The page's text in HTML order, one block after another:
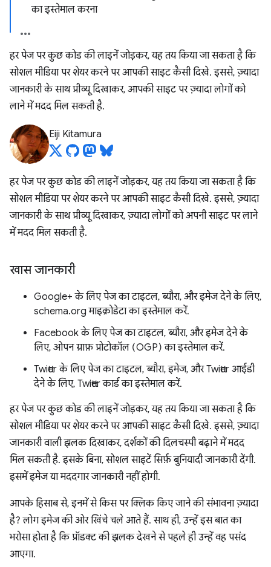
का इस्तेमाल करना
हर पेज पर कुछ कोड की लाइनें जोड़कर, यह तय किया जा सकता है कि
सोशल मीडिया पर शेयर करने पर आपकी साइट कैसी दिखे. इससे, ज़्यादा
जानकारी के साथ प्रीव्यू दिखाकर, आपकी साइट पर ज़्यादा लोगों को
लाने में मदद मिल सकती है.
Eiji Kitamura
हर पेज पर कुछ कोड की लाइनें जोड़कर, यह तय किया जा सकता है कि
सोशल मीडिया पर शेयर करने पर आपकी साइट कैसी दिखे. इससे, ज़्यादा
जानकारी के साथ प्रीव्यू दिखाकर, ज़्यादा लोगों को अपनी साइट पर लाने
में मदद मिल सकती है.
खास जानकारी
Google+ के लिए पेज का टाइटल, ब्यौरा, और इमेज देने के लिए,
schema.org माइक्रोडेटा का इस्तेमाल करें.
Facebook के लिए पेज का टाइटल, ब्यौरा, और इमेज देने के
लिए, ओपन ग्राफ़ प्रोटोकॉल (OGP) का इस्तेमाल करें.
Twitter के लिए पेज का टाइटल, ब्यौरा, इमेज, और Twitter आईडी
देने के लिए, Twitter कार्ड का इस्तेमाल करें.
हर पेज पर कुछ कोड की लाइनें जोड़कर, यह तय किया जा सकता है कि
सोशल मीडिया पर शेयर करने पर आपकी साइट कैसी दिखे. इससे, ज़्यादा
जानकारी वाली झलक दिखाकर, दर्शकों की दिलचस्पी बढ़ाने में मदद
मिल सकती है. इसके बिना, सोशल साइटें सिर्फ़ बुनियादी जानकारी देंगी.
इसमें इमेज या मददगार जानकारी नहीं होगी.
आपके हिसाब से, इनमें से किस पर क्लिक किए जाने की संभावना ज़्यादा
है? लोग इमेज की ओर खिंचे चले आते हैं. साथ ही, उन्हें इस बात का
भरोसा होता है कि प्रॉडक्ट की झलक देखने से पहले ही उन्हें वह पसंद
आएगा.